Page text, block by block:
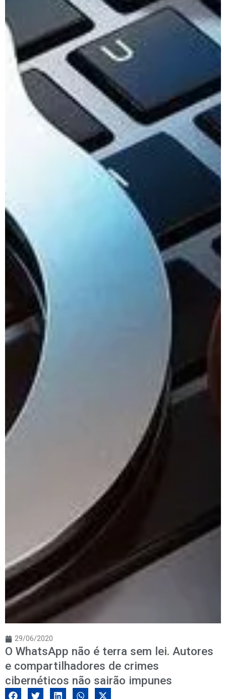
29/06/2020
O WhatsApp não é terra sem lei. Autores
e compartilhadores de crimes
cibernéticos não sairão impunes